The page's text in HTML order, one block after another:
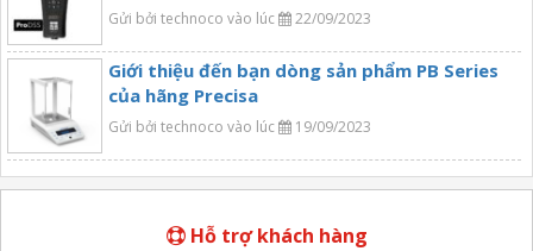
Gửi bởi technoco vào lúc 22/09/2023
Giới thiệu đến bạn dòng sản phẩm PB Series
của hãng Precisa
Gửi bởi technoco vào lúc 19/09/2023
Hỗ trợ khách hàng